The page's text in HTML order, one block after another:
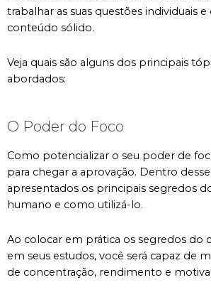
trabalhar as suas questões individuais
conteúdo sólido.
Veja quais são alguns dos principais
abordados:
O Poder do Foco
Como potencializar o seu poder de
para chegar a aprovação. Dentro
apresentados os principais segredos
humano e como utilizá-lo.
Ao colocar em prática os segredos do
em seus estudos, você será capaz de
de concentração, rendimento e